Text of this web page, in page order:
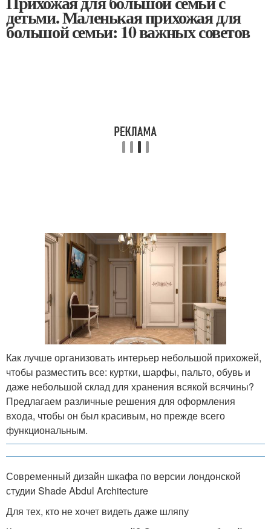
детьми. Маленькая прихожая для
большой семьи: 10 важных советов
Как лучше организовать интерьер небольшой прихожей,
чтобы разместить все: куртки, шарфы, пальто, обувь и
даже небольшой склад для хранения всякой всячины?
Предлагаем различные решения для оформления
входа, чтобы он был красивым, но прежде всего
функциональным.
Современный дизайн шкафа по версии лондонской
студии Shade Abdul Architecture
Для тех, кто не хочет видеть даже шляпу